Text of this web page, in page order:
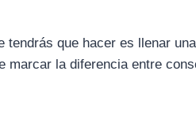
que hacer es llenar
la diferencia entre